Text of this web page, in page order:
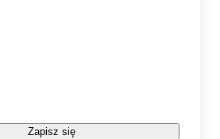
Zapisz się